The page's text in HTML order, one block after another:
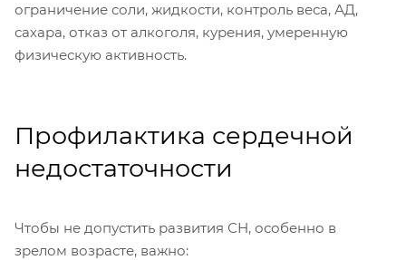
ограничение соли, жидкости, контроль веса, АД,
сахара, отказ от алкоголя, курения, умеренную
физическую активность.
Профилактика сердечной
недостаточности
Чтобы не допустить развития СН, особенно в
зрелом возрасте, важно: